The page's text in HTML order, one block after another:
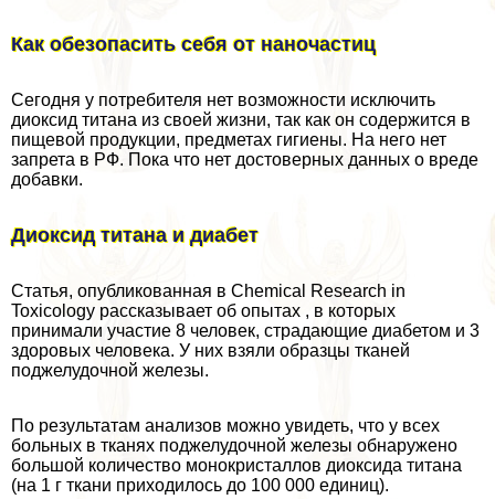
Как обезопасить себя от наночастиц
Сегодня у потребителя нет возможности исключить
диоксид титана из своей жизни, так как он содержится в
пищевой продукции, предметах гигиены. На него нет
запрета в РФ. Пока что нет достоверных данных о вреде
добавки.
Диоксид титана и диабет
Статья, опубликованная в Chemical Research in
Toxicology рассказывает об опытах , в которых
принимали участие 8 человек, страдающие диабетом и 3
здоровых человека. У них взяли образцы тканей
поджелудочной железы.
По результатам анализов можно увидеть, что у всех
больных в тканях поджелудочной железы обнаружено
большой количество монокристаллов диоксида титана
(на 1 г ткани приходилось до 100 000 единиц).